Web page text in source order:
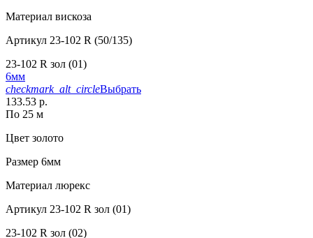
Материал вискоза
Артикул 23-102 R (50/135)
23-102 R зол (01)
6мм
checkmark_alt_circleВыбрать
133.53 р.
По 25 м
Цвет золото
Размер 6мм
Материал люрекс
Артикул 23-102 R зол (01)
23-102 R зол (02)